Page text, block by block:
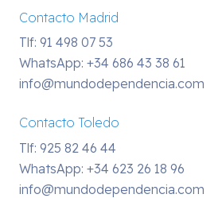
Contacto Madrid
Tlf: 91 498 07 53
WhatsApp: +34 686 43 38 61
info@mundodependencia.com
Contacto Toledo
Tlf: 925 82 46 44
WhatsApp: +34 623 26 18 96
info@mundodependencia.com